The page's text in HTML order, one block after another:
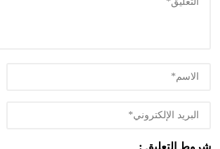
شروط التعليق :